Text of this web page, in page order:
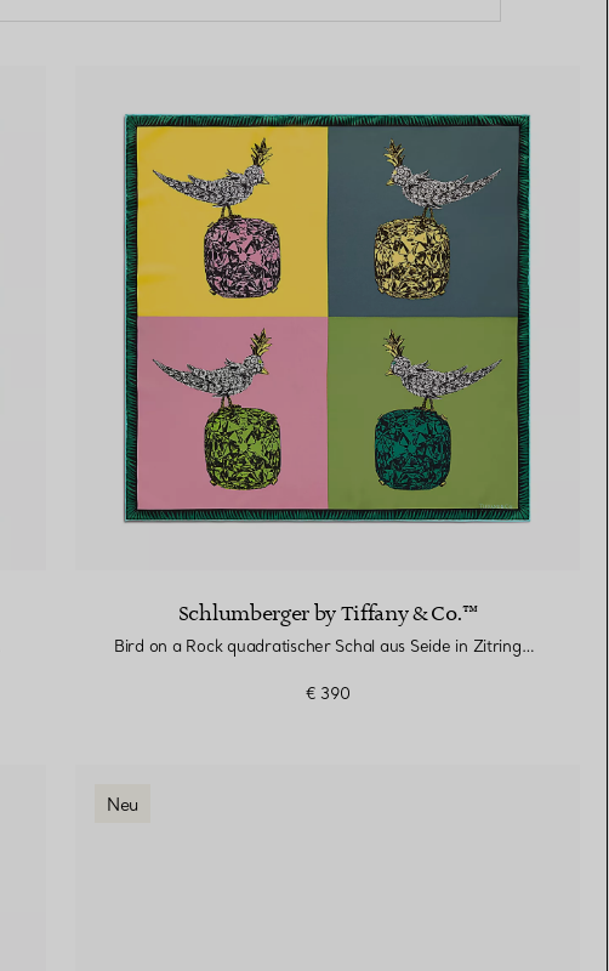
Schlumberger by Tiffany & Co.™
Bird on a Rock quadratischer Schal aus Seide in Zitringelb
€ 390
Neu